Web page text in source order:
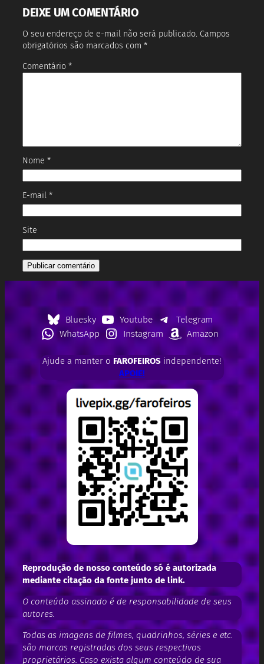
DEIXE UM COMENTÁRIO
O seu endereço de e-mail não será publicado. Campos
obrigatórios são marcados com *
Comentário *
Nome *
E-mail *
Site
Bluesky Youtube
Telegram
WhatsApp
Instagram Amazon
Ajude a manter o FAROFEIROSindependente!
APOIE!
Reprodução de nosso conteúdo só é autorizada
mediante citação da fonte junto de link.
O conteúdo assinado é de responsabilidade de seus
autores.
Todas as imagens de filmes, quadrinhos, séries e etc.
são marcas registradas dos seus respectivos
proprietários. Caso exista algum conteúdo de sua